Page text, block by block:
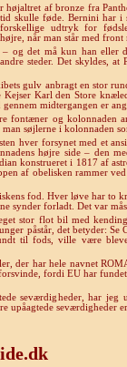
højaltret af bronze fra
skulle føde. Bernini har
udtryk for
når man står med front
– og det må kun han eller
steder. Det skyldes, at
gulv anbragt en stor
Kejser Karl den Store
midtergangen er
fontæner og kolonnaden
man søjlerne i kolonnaden
hver forsynet med et
højre side – den
konstrueret i 1817 af
af obelisken rammer
fod. Hver løve har to
synder forladt. Det var
stor flot bil med
påstår, det betyder: Se
til fods, ville være
der har hele navnet
fordi EU har
seværdigheder, har
upåagtede seværdigheder